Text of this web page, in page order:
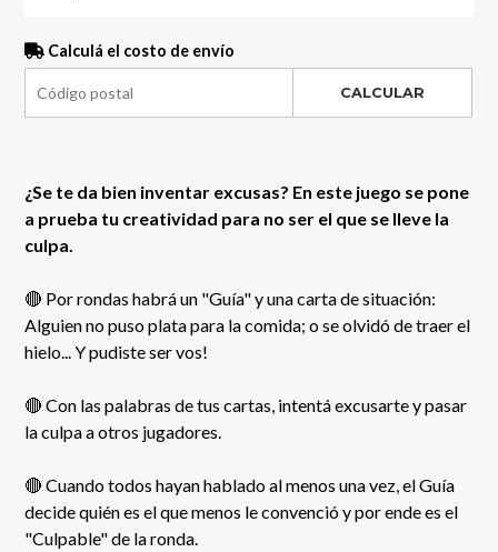
Calculá el costo de envío
CALCULAR
¿Se te da bien inventar excusas? En este juego se pone
a prueba tu creatividad para no ser el que se lleve la
culpa.
🔴 Por rondas habrá un "Guía" y una carta de situación:
Alguien no puso plata para la comida; o se olvidó de traer el
hielo... Y pudiste ser vos!
🔴 Con las palabras de tus cartas, intentá excusarte y pasar
la culpa a otros jugadores.
🔴 Cuando todos hayan hablado al menos una vez, el Guía
decide quién es el que menos le convenció y por ende es el
"Culpable" de la ronda.